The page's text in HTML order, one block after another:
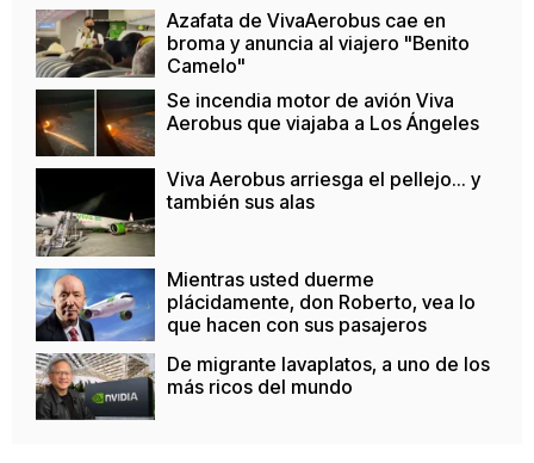
Azafata de VivaAerobus cae en
broma y anuncia al viajero "Benito
Camelo"
Se incendia motor de avión Viva
Aerobus que viajaba a Los Ángeles
Viva Aerobus arriesga el pellejo... y
también sus alas
Mientras usted duerme
plácidamente, don Roberto, vea lo
que hacen con sus pasajeros
De migrante lavaplatos, a uno de los
más ricos del mundo